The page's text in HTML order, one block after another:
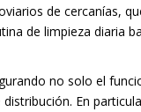
de cercanías,
de limpieza diaria
no solo el
En